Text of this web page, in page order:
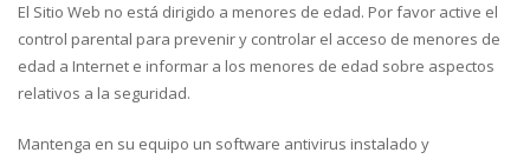
El Sitio Web no está dirigido a menores de edad. Por favor active el
control parental para prevenir y controlar el acceso de menores de
edad a Internet e informar a los menores de edad sobre aspectos
relativos a la seguridad.
Mantenga en su equipo un software antivirus instalado y